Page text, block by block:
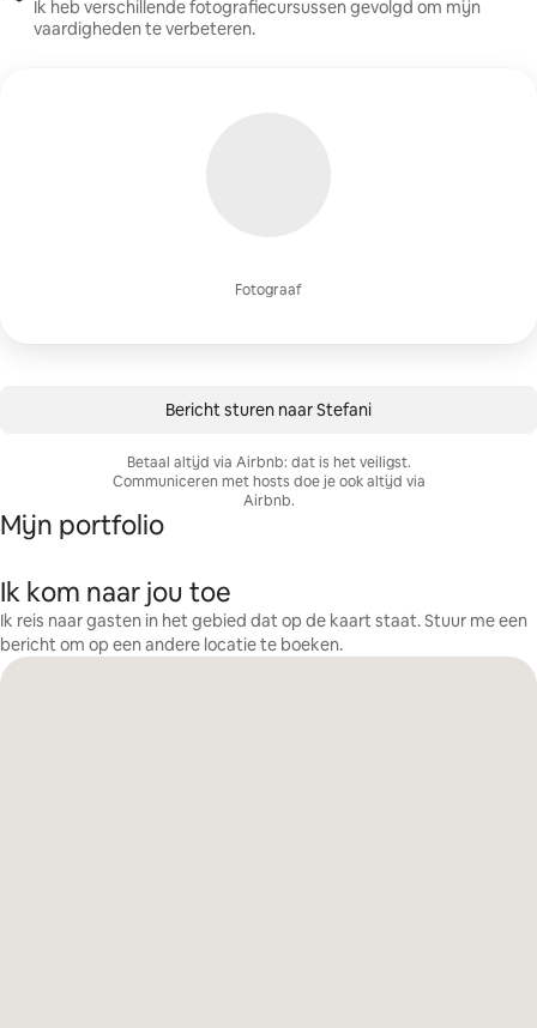
Fotograaf
Ik heb verschillende fotografiecursussen gevolgd om mijn
vaardigheden te verbeteren.
Bericht sturen naar Stefani
Betaal altijd via Airbnb: dat is het veiligst.
Communiceren met hosts doe je ook altijd via
Airbnb.
Mijn portfolio
Ik kom naar jou toe
Ik reis naar gasten in het gebied dat op de kaart staat. Stuur me een
bericht om op een andere locatie te boeken.